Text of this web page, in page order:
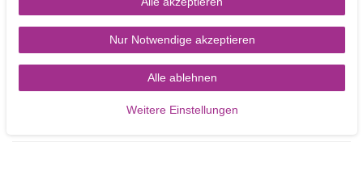
Backpapier Rolle 10 cm - 25 m
Artikel anzeigen
Nur Notwendige akzeptieren
Alle ablehnen
Weitere Einstellungen